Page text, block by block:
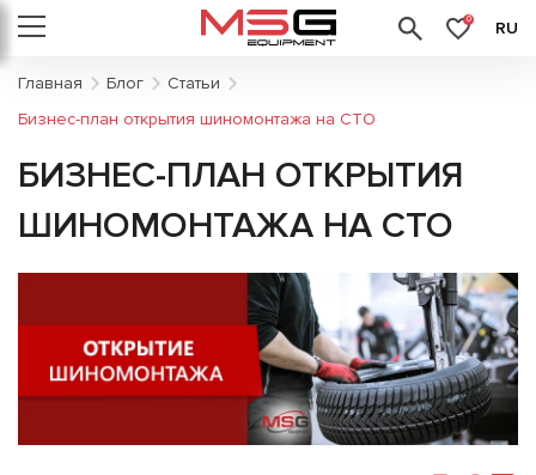
0 RU
Главная Блог
Статьи
Бизнес-план открытия шиномонтажа на СТО
БИЗНЕС-ПЛАН ОТКРЫТИЯ
ШИНОМОНТАЖА НА СТО